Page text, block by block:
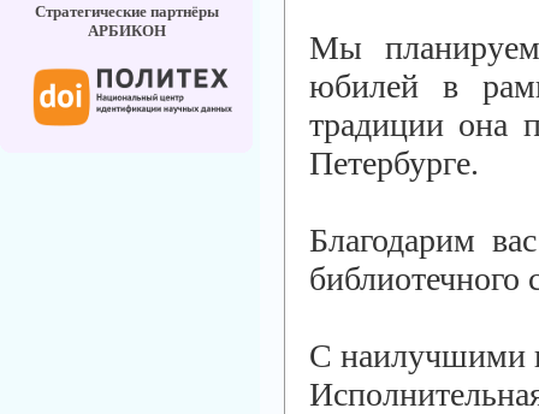
Стратегические партнёры
АРБИКОН
Мы планируем
юбилей в
традиции она
Петербурге.
Благодарим
библиотечного
С наилучшими